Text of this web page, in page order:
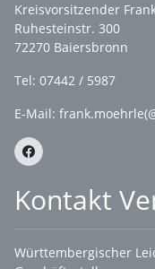
Kreisvorsitzender
Ruhesteinstr. 300
72270 Baiersbronn
Tel: 07442 / 5987
E-Mail:
Kontakt
Württembergischer